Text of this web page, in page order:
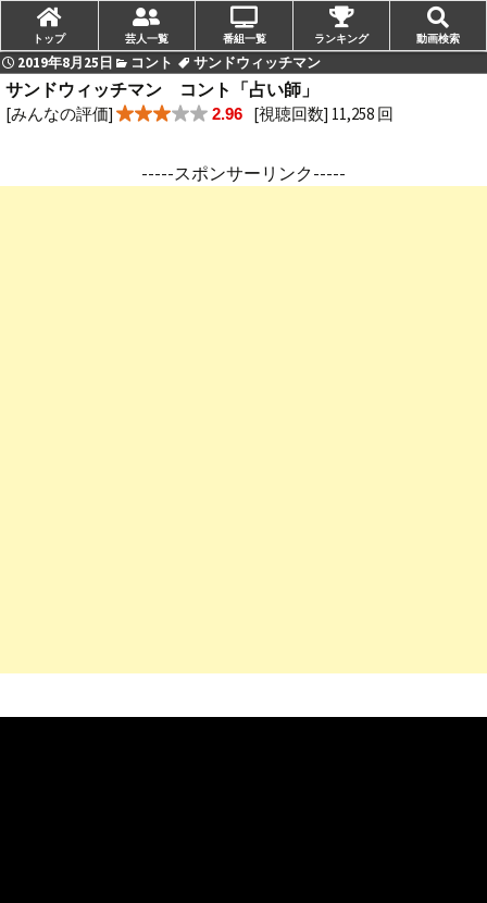
2019年8月25日 コント
サンドウィッチマン
サンドウィッチマン コント「占い師」
[みんなの評価] 2.96 [視聴回数] 11,258 回
-----スポンサーリンク-----
トップ 芸人一覧 番組一覧 ランキング 動画検索